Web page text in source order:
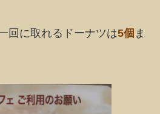
回に取れるドーナツは5個 ま